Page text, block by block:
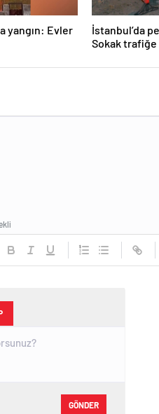
yangın: Evler
İstanbul’da
Sokak trafiğe
GÖNDER